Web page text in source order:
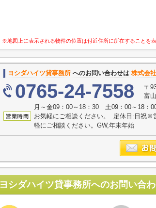
※地図上に表示される物件の位置は付近住所に所在することを
ヨシダハイツ貸事務所 へのお問い合わせは 株式会
0765-24-7558
〒
富
月～金09：00～18：30 土09：00～18：
お気軽にご相談ください。 定休日:日祝※
軽にご相談ください。GW,年末年始
ヨシダハイツ貸事務所へのお問い合